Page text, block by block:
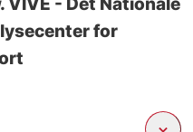
. VIVE - Det Nationale
for